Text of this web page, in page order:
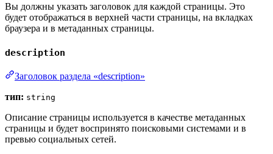
Вы должны указать заголовок для каждой страницы. Это
будет отображаться в верхней части страницы, на вкладках
браузера и в метаданных страницы.
description
Заголовок раздела «description»
тип: string
Описание страницы используется в качестве метаданных
страницы и будет воспринято поисковыми системами и в
превью социальных сетей.